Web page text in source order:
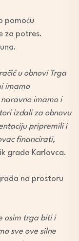
pomoću
za potres.
u obnovi Trga
imamo
imamo i
izdali za obnovu
pripremili i
financirati,
grada Karlovca.
na prostoru
osim trga biti i
sve ove silne